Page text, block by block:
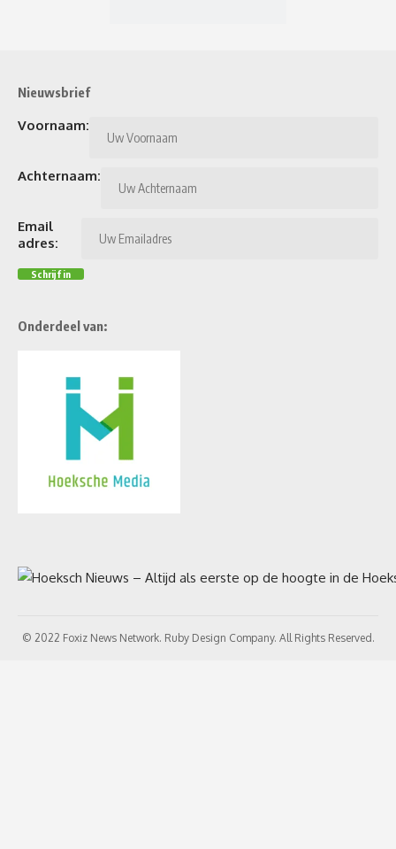
Nieuwsbrief
Voornaam:
Achternaam:
Email
adres:
Onderdeel van:
© 2022 Foxiz News Network. Ruby Design Company. All Rights Reserved.